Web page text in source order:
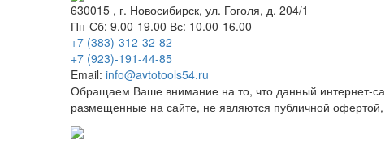
630015 , г. Новосибирск, ул. Гоголя, д. 204/1
Пн-Сб: 9.00-19.00 Вс: 10.00-16.00
+7 (383)-312-32-82
+7 (923)-191-44-85
Email: info@avtotools54.ru
Обращаем Ваше внимание на то, что данный интернет-
размещенные на сайте, не являются публичной